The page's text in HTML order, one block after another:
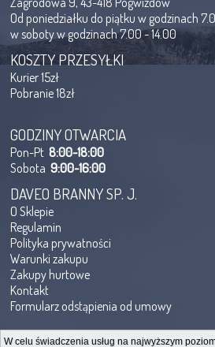
Od poniedziałku do piątku w godzinach
w soboty w godzinach 7.00 - 14.00
KOSZTY PRZESYŁKI
Kurier 15zł
Pobranie 18zł
GODZINY OTWARCIA
Pon-Pt8:00-18:00
Sobota9:00-16:00
DAVEO BRANNY SP. J.
O Sklepie
Regulamin
Polityka prywatności
Warunki zakupu
Zakupy hurtowe
Kontakt
Formularz odstąpienia od umowy
W celu świadczenia usług na najwyższym